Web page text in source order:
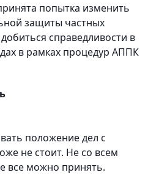
попытка изменить
защиты частных
справедливости в
в рамках процедур АППК
положение дел с
не стоит. Не со всем
все можно принять.